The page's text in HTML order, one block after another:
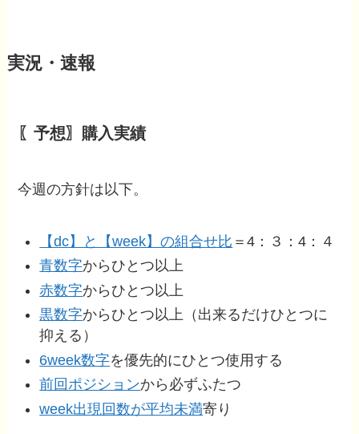
実況・速報
〖予想〗購入実績
今週の方針は以下。
【dc】と【week】の組合せ比 ＝4：３：4：４
青数字からひとつ以上
赤数字からひとつ以上
黒数字からひとつ以上（出来るだけひとつに
抑える）
6week数字を優先的にひとつ使用する
前回ポジションから必ずふたつ
week出現回数が平均未満寄り